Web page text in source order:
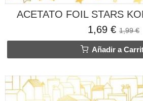
ACETATO FOIL STARS
1,69 € 1,99 €
Añadir a